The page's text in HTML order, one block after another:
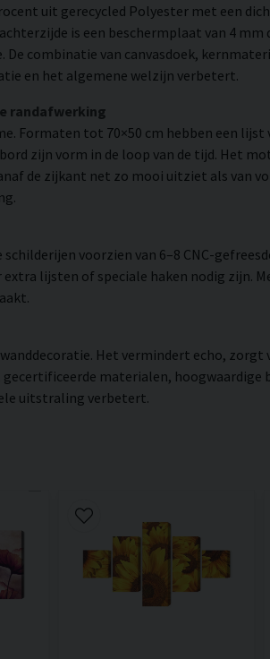
uit gerecycled Polyester met een
is een beschermplaat van 4
combinatie van canvasdoek,
en het algemene welzijn verbetert.
randafwerking
Formaten tot 70×50 cm hebben een
zijn vorm in de loop van de tijd. Het
de zijkant net zo mooi uitziet als van
voorzien van 6–8 CNC-
lijsten of speciale haken nodig zijn.
Het vermindert echo,
materialen,
uitstraling verbetert.